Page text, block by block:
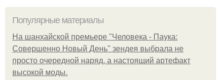
Популярные материалы
На шанхайской премьере "Человека - Паука:
Совершенно Новый День" зендея выбрала не
просто очередной наряд, а настоящий артефакт
высокой моды.